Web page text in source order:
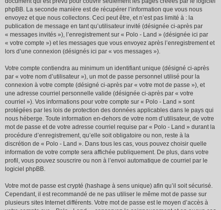
phpBB. La seconde manière est de récupérer l’information que vous nous
envoyez et que nous collectons. Ceci peut être, et n’est pas limité à : la
publication de message en tant qu’utilisateur invité (désignée ci-après par
« messages invités »), l’enregistrement sur « Polo - Land » (désignée ici par
« votre compte ») et les messages que vous envoyez après l’enregistrement et
lors d’une connexion (désignés ici par « vos messages »).
Votre compte contiendra au minimum un identifiant unique (désigné ci-après
par « votre nom d’utilisateur »), un mot de passe personnel utilisé pour la
connexion à votre compte (désigné ci-après par « votre mot de passe »), et
une adresse courriel personnelle valide (désignée ci-après par « votre
courriel »). Vos informations pour votre compte sur « Polo - Land » sont
protégées par les lois de protection des données applicables dans le pays qui
nous héberge. Toute information en-dehors de votre nom d’utilisateur, de votre
mot de passe et de votre adresse courriel requise par « Polo - Land » durant la
procédure d’enregistrement, qu’elle soit obligatoire ou non, reste à la
discrétion de « Polo - Land ». Dans tous les cas, vous pouvez choisir quelle
information de votre compte sera affichée publiquement. De plus, dans votre
profil, vous pouvez souscrire ou non à l’envoi automatique de courriel par le
logiciel phpBB.
Votre mot de passe est crypté (hashage à sens unique) afin qu’il soit sécurisé.
Cependant, il est recommandé de ne pas utiliser le même mot de passe sur
plusieurs sites Internet différents. Votre mot de passe est le moyen d’accès à